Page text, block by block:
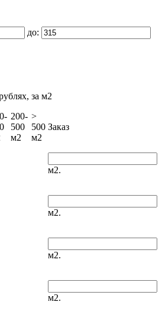
до:
за м2
200-
500
м2
>
500
м2
Заказ
м2.
м2.
м2.
м2.